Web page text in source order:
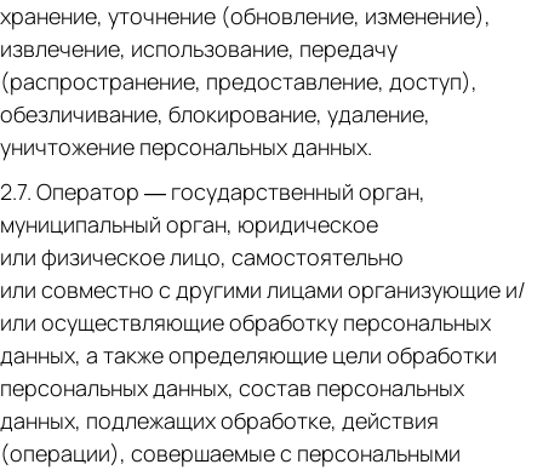
хранение, уточнение (обновление, изменение),
извлечение, использование, передачу
(распространение, предоставление, доступ),
обезличивание, блокирование, удаление,
уничтожение персональных данных.
2.7. Оператор — государственный орган,
муниципальный орган, юридическое
или физическое лицо, самостоятельно
или совместно с другими лицами организующие и/
или осуществляющие обработку персональных
данных, а также определяющие цели обработки
персональных данных, состав персональных
данных, подлежащих обработке, действия
(операции), совершаемые с персональными